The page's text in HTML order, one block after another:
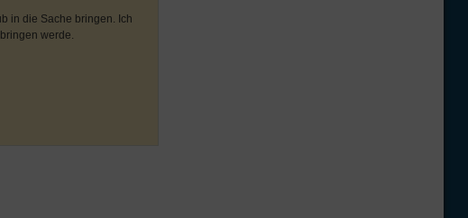
in die Sache bringen. Ich
werde.